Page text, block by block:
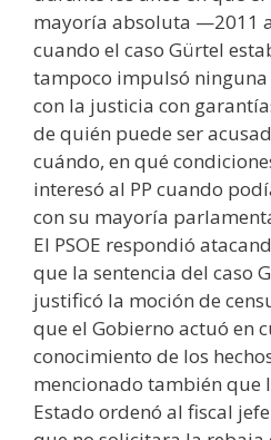
mayoría absoluta —2011
cuando el caso Gürtel
tampoco impulsó
con la justicia con
de quién puede ser
cuándo, en qué
interesó al PP cuando
con su mayoría
El PSOE respondió
que la sentencia del caso
justificó la moción de
que el Gobierno actuó en
conocimiento de los
mencionado también que
Estado ordenó al fiscal